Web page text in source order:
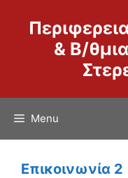
περιεχόμενο& Β/
Menu
Επικοινωνία 2